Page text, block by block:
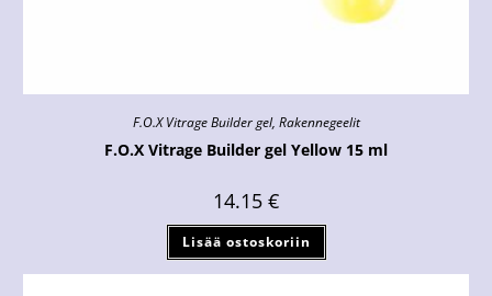
F.O.X Vitrage Builder gel, Rakennegeelit
F.O.X Vitrage Builder gel Yellow 15 ml
14.15 €
Lisää ostoskoriin